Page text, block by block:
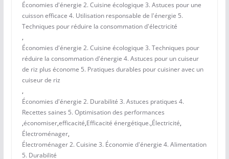
Économies d'énergie 2. Cuisine écologique 3. Astuces pour une
cuisson efficace 4. Utilisation responsable de l'énergie 5.
Techniques pour réduire la consommation d'électricité
,
Économies d'énergie 2. Cuisine écologique 3. Techniques pour
réduire la consommation d'énergie 4. Astuces pour un cuiseur
de riz plus économe 5. Pratiques durables pour cuisiner avec un
cuiseur de riz
,
Économies d'énergie 2. Durabilité 3. Astuces pratiques 4.
Recettes saines 5. Optimisation des performances
,économiser,efficacité,Efficacité énergétique.,Électricité,
Électroménager,
Électroménager 2. Cuisine 3. Économie d'énergie 4. Alimentation
5. Durabilité